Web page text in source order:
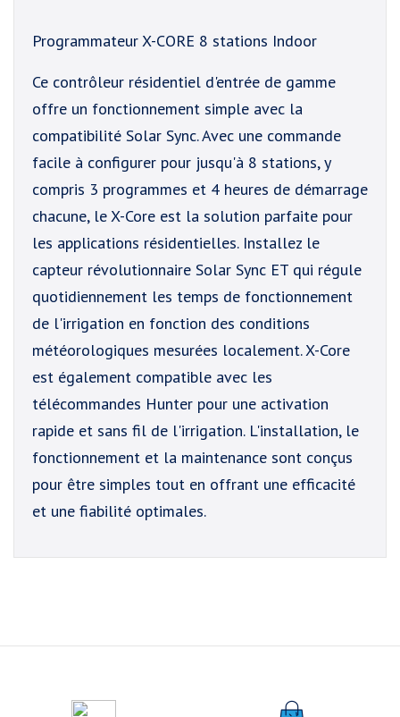
Programmateur X-CORE 8 stations Indoor
Ce contrôleur résidentiel d'entrée de gamme
offre un fonctionnement simple avec la
compatibilité Solar Sync. Avec une commande
facile à configurer pour jusqu'à 8 stations, y
compris 3 programmes et 4 heures de démarrage
chacune, le X-Core est la solution parfaite pour
les applications résidentielles. Installez le
capteur révolutionnaire Solar Sync ET qui régule
quotidiennement les temps de fonctionnement
de l'irrigation en fonction des conditions
météorologiques mesurées localement. X-Core
est également compatible avec les
télécommandes Hunter pour une activation
rapide et sans fil de l'irrigation. L'installation, le
fonctionnement et la maintenance sont conçus
pour être simples tout en offrant une efficacité
et une fiabilité optimales.